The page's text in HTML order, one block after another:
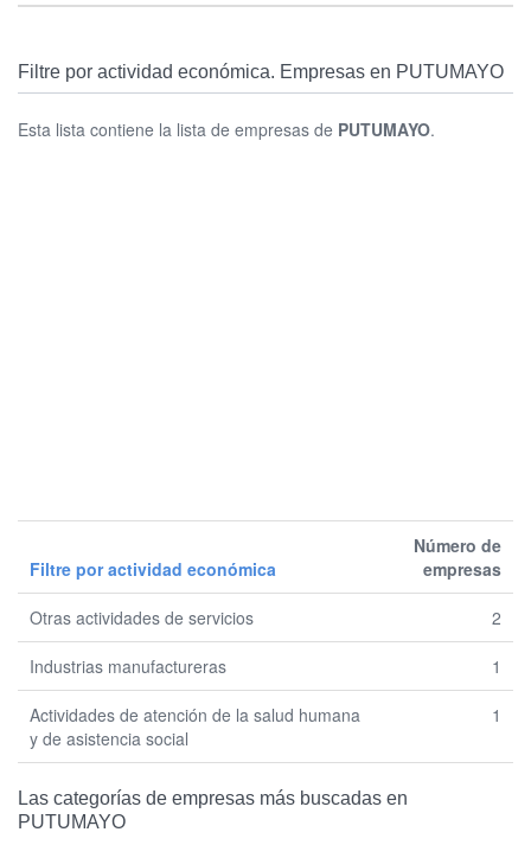
Filtre por actividad económica. Empresas en PUTUMAYO
Esta lista contiene la lista de empresas de PUTUMAYO.
Filtre por actividad económica
Número de
empresas
Otras actividades de servicios 2
Industrias manufactureras 1
Actividades de atención de la salud humana
y de asistencia social
1
Las categorías de empresas más buscadas en
PUTUMAYO